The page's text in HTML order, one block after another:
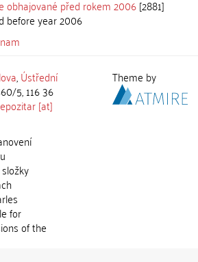
obhajované před rokem 2006[2881]
before year 2006
,Ústřední
5, 116 36
[at]
for
of the
Theme by